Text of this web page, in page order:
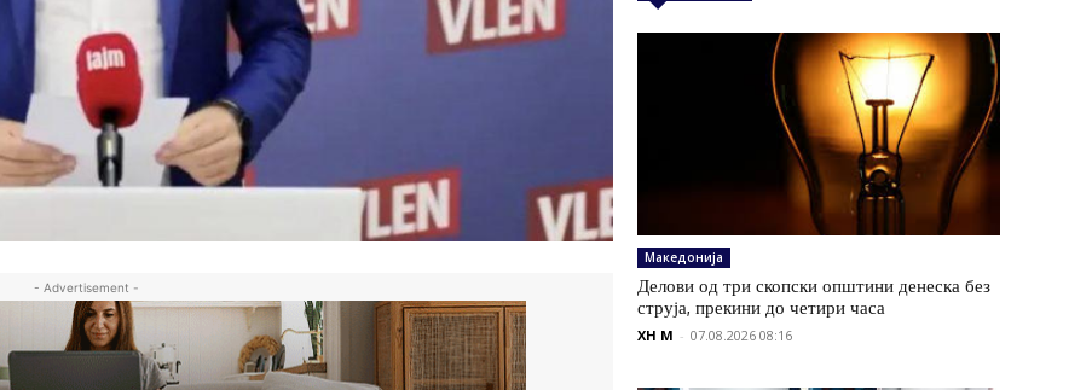
- Advertisement -
Македонија
Делови од три скопски општини денеска без
струја, прекини до четири часа
XH M - 07.08.2026 08:16